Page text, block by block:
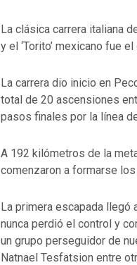
La clásica carrera italiana
y el ‘Torito’ mexicano fue
La carrera dio inicio en
total de 20 ascensiones
pasos finales por la línea
A 192 kilómetros de la
comenzaron a formarse
La primera escapada llegó
nunca perdió el control y
un grupo perseguidor de
Natnael Tesfatsion entre